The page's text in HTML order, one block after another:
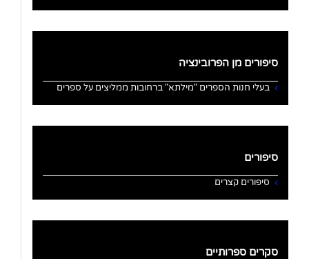
סיפורים מן הפרובינציה
בעלי חנות הספרים "מילתא" ברחובות ממליצים על ספרים
סיפורים
סיפורים קצרים
סקרים ספרותיים